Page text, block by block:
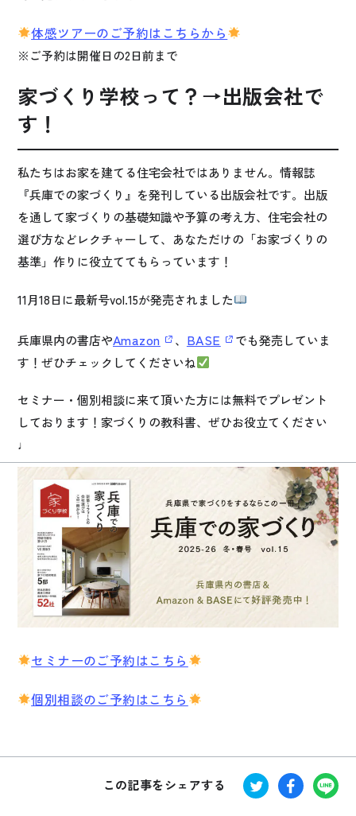
体感ツアーのご予約はこちらから
※ご予約は開催日の2日前まで
家づくり学校って？→出版会社で
す！
私たちはお家を建てる住宅会社ではありません。情報誌
『兵庫での家づくり』を発刊している出版会社です。出版
を通して家づくりの基礎知識や予算の考え方、住宅会社の
選び方などレクチャーして、あなただけの「お家づくりの
基準」作りに役立ててもらっています！
11月18日に最新号vol.15が発売されました
兵庫県内の書店やAmazon 、 BASE
でも発売していま
す！ぜひチェックしてくださいね
セミナー・個別相談に来て頂いた方には無料でプレゼント
しております！家づくりの教科書、ぜひお役立てください
♩
セミナーのご予約はこちら
個別相談のご予約はこちら
この記事をシェアする